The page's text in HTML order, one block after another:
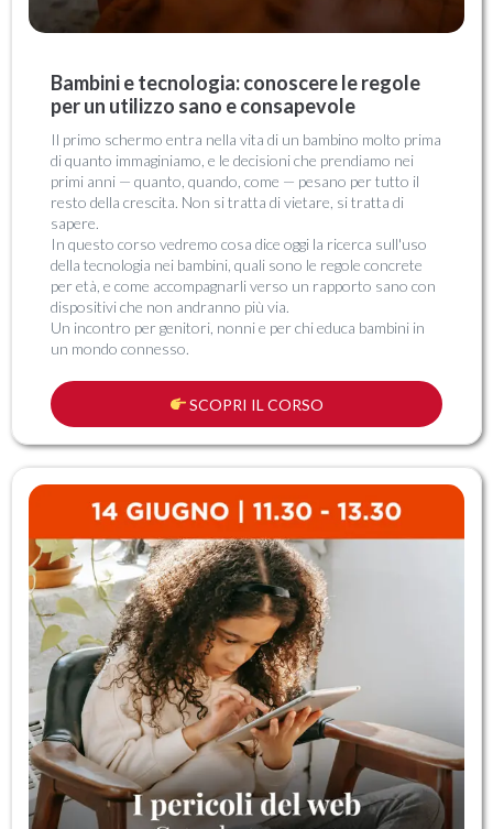
Bambini e tecnologia: conoscere le regole
per un utilizzo sano e consapevole
Il primo schermo entra nella vita di un bambino molto prima
di quanto immaginiamo, e le decisioni che prendiamo nei
primi anni — quanto, quando, come — pesano per tutto il
resto della crescita. Non si tratta di vietare, si tratta di
sapere.
In questo corso vedremo cosa dice oggi la ricerca sull'uso
della tecnologia nei bambini, quali sono le regole concrete
per età, e come accompagnarli verso un rapporto sano con
dispositivi che non andranno più via.
Un incontro per genitori, nonni e per chi educa bambini in
un mondo connesso.
SCOPRI IL CORSO